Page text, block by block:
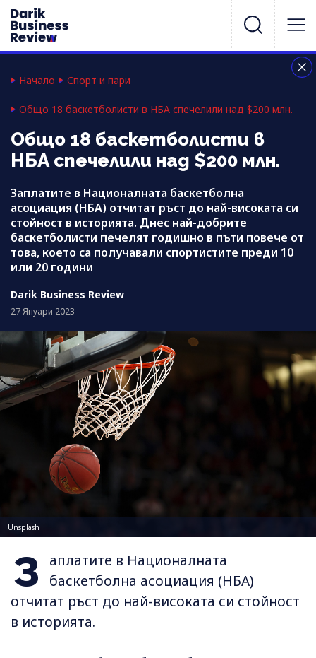
Начало Спорт и пари
Общо 18 баскетболисти в НБА спечелили над $200 млн.
Общо 18 баскетболисти в
НБА спечелили над $200 млн.
Заплатите в Националната баскетболна
асоциация (НБА) отчитат ръст до най-високата си
стойност в историята. Днес най-добрите
баскетболисти печелят годишно в пъти повече от
това, което са получавали спортистите преди 10
или 20 години
Darik Business Review
27 Януари 2023
Unsplash
З
аплатите в Националната
баскетболна асоциация (НБА)
отчитат ръст до най-високата си стойност
в историята.